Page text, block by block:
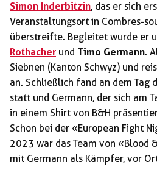
Simon Inderbitzin, das er sich
Veranstaltungsort in Combres-
überstreifte. Begleitet wurde er
Rothacher und Timo Germann.
Siebnen (Kanton Schwyz) und
an. Schließlich fand an dem Tag
statt und Germann, der sich am
in einem Shirt von B&H
Schon bei der «European Fight
2023 war das Team von «Blood
mit Germann als Kämpfer, vor